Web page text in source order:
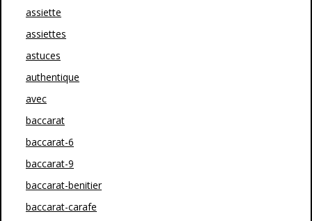
assiette
assiettes
astuces
authentique
avec
baccarat
baccarat-6
baccarat-9
baccarat-benitier
baccarat-carafe